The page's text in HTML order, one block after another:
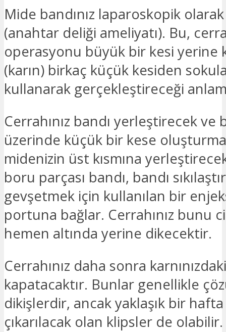
Mide bandınız laparoskopik
(anahtar deliği ameliyatı). Bu,
operasyonu büyük bir kesi yerine
(karın) birkaç küçük kesiden
kullanarak gerçekleştireceği
Cerrahınız bandı yerleştirecek ve
üzerinde küçük bir kese
midenizin üst kısmına
boru parçası bandı, bandı
gevşetmek için kullanılan bir
portuna bağlar. Cerrahınız bunu
hemen altında yerine dikecektir.
Cerrahınız daha sonra
kapatacaktır. Bunlar genellikle
dikişlerdir, ancak yaklaşık bir
çıkarılacak olan klipsler de olabilir.